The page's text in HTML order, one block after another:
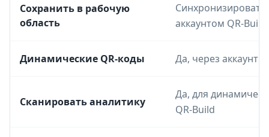
Сохранить в рабочую
область
Синхронизировать
аккаунтом QR-Build
Динамические QR-коды Да, через аккаунт
Сканировать аналитику
Да, для
QR-Build